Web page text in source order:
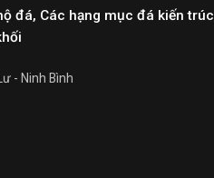
đá, Các hạng mục đá kiến trúc
- Ninh Bình